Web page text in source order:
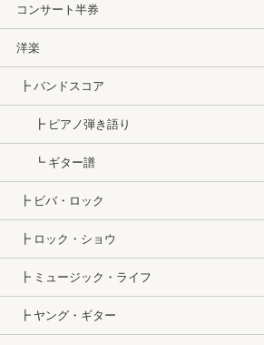
コンサート半券
洋楽
┣ バンドスコア
┣ ピアノ弾き語り
┗ ギター譜
┣ ビバ・ロック
┣ ロック・ショウ
┣ ミュージック・ライフ
┣ ヤング・ギター